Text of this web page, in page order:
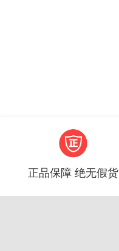
正品保障 绝无假货